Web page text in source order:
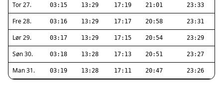
Tor 27. 03:15 13:29 17:19 21:01 23:33
Fre 28. 03:16 13:29 17:17 20:58 23:31
Lør 29. 03:17 13:29 17:15 20:54 23:29
Søn 30. 03:18 13:28 17:13 20:51 23:27
Man 31. 03:19 13:28 17:11 20:47 23:26